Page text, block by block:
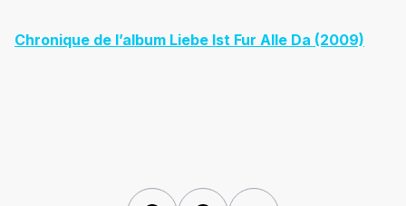
Chronique de l’album Liebe Ist Fur Alle Da (2009)